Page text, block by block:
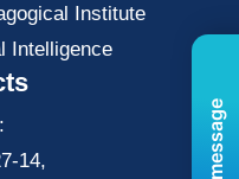
Institute
Intelligence
14,